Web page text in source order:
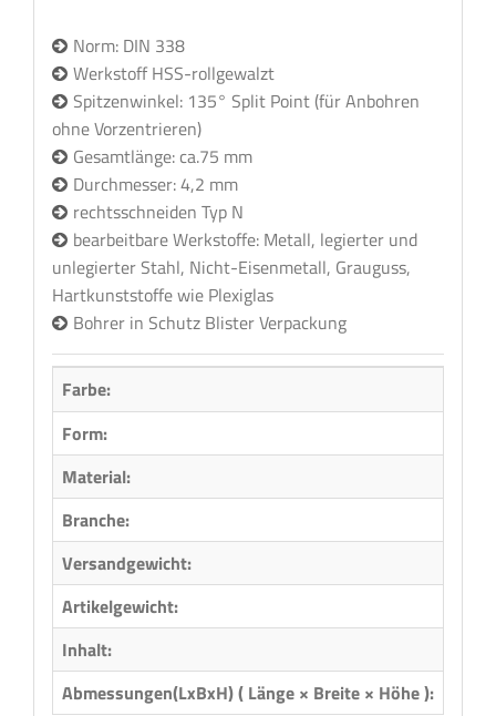
Norm: DIN 338
Werkstoff HSS-rollgewalzt
Spitzenwinkel: 135° Split Point (für Anbohren
ohne Vorzentrieren)
Gesamtlänge: ca.75 mm
Durchmesser: 4,2 mm
rechtsschneiden Typ N
bearbeitbare Werkstoffe: Metall, legierter und
unlegierter Stahl, Nicht-Eisenmetall, Grauguss,
Hartkunststoffe wie Plexiglas
Bohrer in Schutz Blister Verpackung
Farbe:
Form:
Material:
Branche:
Versandgewicht:
Artikelgewicht:
Inhalt:
Abmessungen(LxBxH) ( Länge × Breite × Höhe ):